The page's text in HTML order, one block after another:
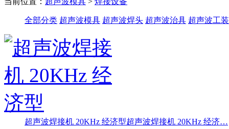
全部分类 超声波模具 超声波焊头 超声波治具 超声波工装
超声波焊接机 20KHz 经济型超声波焊接机 20KHz 经济…